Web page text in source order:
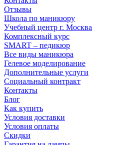
Отзывы
Школа по маникюру
Учебный центр г. Москва
Комплексный курс
SMART – педикюр
Все виды маникюра
Гелевое моделирование
Дополнительные услуги
Социальный контракт
Контакты
Блог
Как купить
Условия доставки
Условия оплаты
Скидки